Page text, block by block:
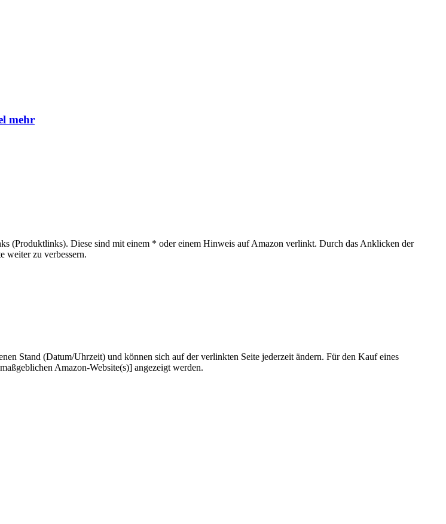
mehr
(Produktlinks). Diese sind mit einem * oder einem Hinweis auf Amazon verlinkt. Durch das Anklicken der
weiter zu verbessern.
Stand (Datum/Uhrzeit) und können sich auf der verlinkten Seite jederzeit ändern. Für den Kauf eines
Amazon-Website(s)] angezeigt werden.